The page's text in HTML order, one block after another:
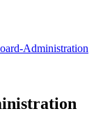
Administration